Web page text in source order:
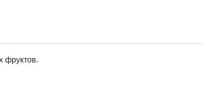
фруктов.